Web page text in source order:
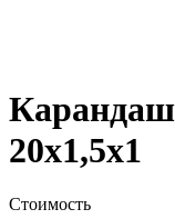
20x1,5x1
Стоимость